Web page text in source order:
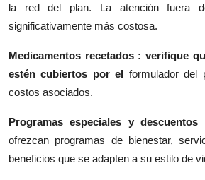
la red del plan. La atención fuera
significativamente más costosa.
Medicamentos recetados : verifique
estén cubiertos por el formuladordel
costos asociados.
Programas especiales y descuentos
ofrezcan programas de bienestar,
beneficios que se adapten a su estilo de